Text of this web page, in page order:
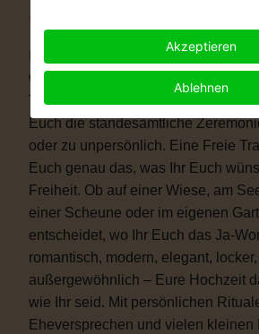
Immer mehr Paare wünschen sich
wirklich zu ihnen passt. Vielleicht ist
Trauung nicht das Richtige für
Euch die standesamtliche
oder zu unpersönlich. Eine Freie
Euch genau das, was Ihr Euch
Freiheit. Ob auf einer Wiese, am
einer Scheune oder im eigenen
entscheidet, wo Ihr Euch das Ja-
romantisch, modern, elegant,
außergewöhnlich – Eure Hochzeit
wie Ihr seid. Mit persönlichen
Eheversprechen und vielen kleinen
Akzeptieren
Ablehnen